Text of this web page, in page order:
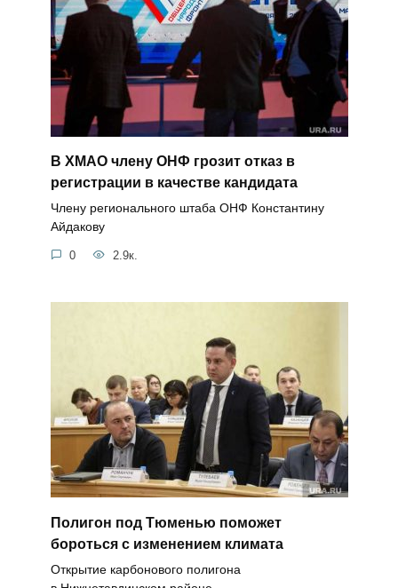
В ХМАО члену ОНФ грозит отказ в
регистрации в качестве кандидата
Члену регионального штаба ОНФ Константину
Айдакову
0 2.9к.
Полигон под Тюменью поможет
бороться с изменением климата
Открытие карбонового полигона